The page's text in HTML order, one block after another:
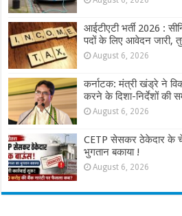
आईटीएटी भर्ती 2026 :
पदों के लिए आवेदन जारी,
August 6, 2026
कर्नाटक: मंत्री खंड्रे ने
करने के दिशा-निर्देशों की
August 6, 2026
CETP सेसकर ठेकेदार के
भुगतान बकाया !
August 6, 2026